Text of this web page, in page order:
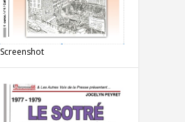
Screenshot